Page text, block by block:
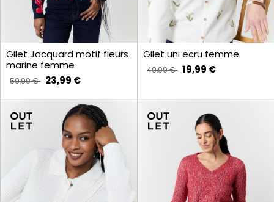
Gilet Jacquard motif fleurs
marine femme
59,99 € 23,99 €
Gilet uni ecru femme
49,99 € 19,99 €